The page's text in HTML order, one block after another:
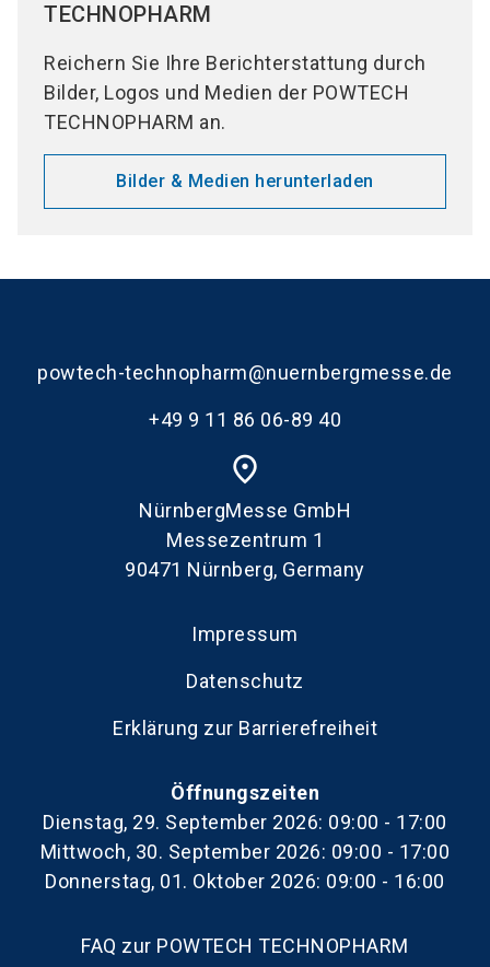
TECHNOPHARM
Reichern Sie Ihre Berichterstattung durch
Bilder, Logos und Medien der POWTECH
TECHNOPHARM an.
Bilder & Medien herunterladen
powtech-technopharm@nuernbergmesse.de
+49 9 11 86 06-89 40
place
NürnbergMesse GmbH
Messezentrum 1
90471 Nürnberg, Germany
Impressum
Datenschutz
Erklärung zur Barrierefreiheit
Öffnungszeiten
Dienstag, 29. September 2026: 09:00 - 17:00
Mittwoch, 30. September 2026: 09:00 - 17:00
Donnerstag, 01. Oktober 2026: 09:00 - 16:00
FAQ zur POWTECH TECHNOPHARM